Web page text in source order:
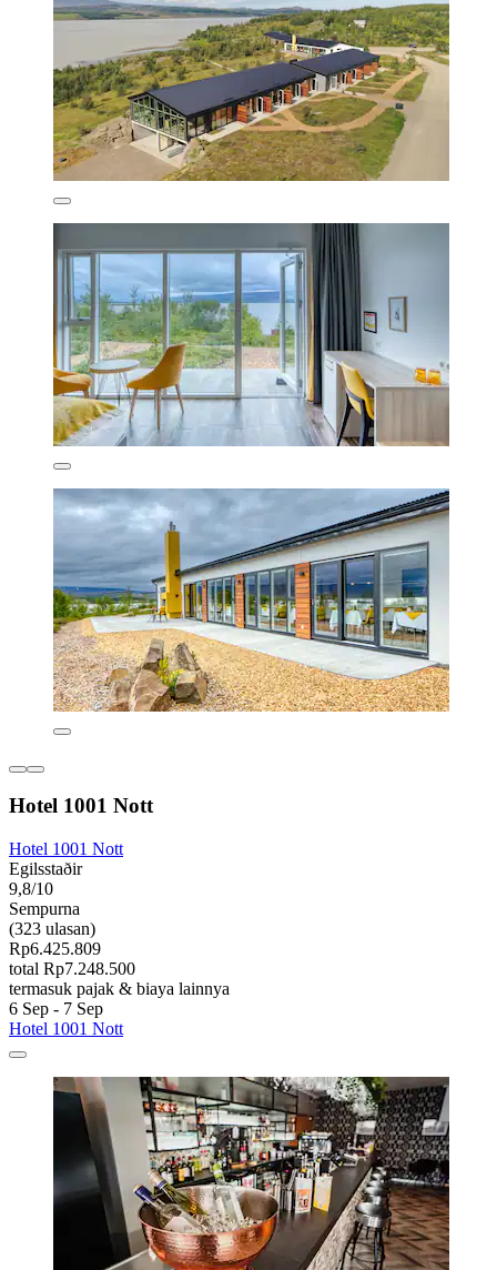
Hotel 1001 Nott
Hotel 1001 Nott
Egilsstaðir
9,8/10
Sempurna
(323 ulasan)
Rp6.425.809
total Rp7.248.500
termasuk pajak & biaya lainnya
6 Sep - 7 Sep
Hotel 1001 Nott